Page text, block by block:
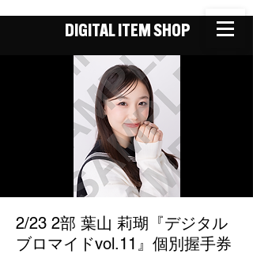
DIGITAL ITEM SHOP
2/23 2部 葉山 莉瑚『デジタル
ブロマイドvol.11』個別握手券